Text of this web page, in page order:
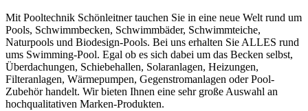
Mit Pooltechnik Schönleitner tauchen Sie in eine neue Welt rund um
Pools, Schwimmbecken, Schwimmbäder, Schwimmteiche,
Naturpools und Biodesign-Pools. Bei uns erhalten Sie ALLES rund
ums Swimming-Pool. Egal ob es sich dabei um das Becken selbst,
Überdachungen, Schiebehallen, Solaranlagen, Heizungen,
Filteranlagen, Wärmepumpen, Gegenstromanlagen oder Pool-
Zubehör handelt. Wir bieten Ihnen eine sehr große Auswahl an
hochqualitativen Marken-Produkten.